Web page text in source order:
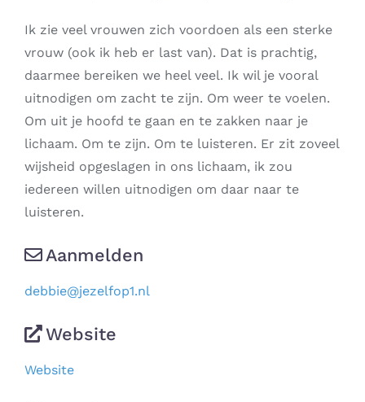
Ik zie veel vrouwen zich voordoen als een sterke
vrouw (ook ik heb er last van). Dat is prachtig,
daarmee bereiken we heel veel. Ik wil je vooral
uitnodigen om zacht te zijn. Om weer te voelen.
Om uit je hoofd te gaan en te zakken naar je
lichaam. Om te zijn. Om te luisteren. Er zit zoveel
wijsheid opgeslagen in ons lichaam, ik zou
iedereen willen uitnodigen om daar naar te
luisteren.
Aanmelden
debbie@jezelfop1.nl
Website
Website